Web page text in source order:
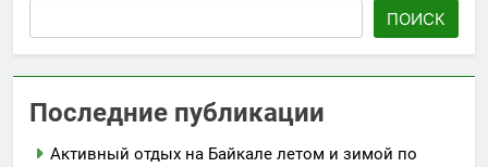
ПОИСК
Последние публикации
Активный отдых на Байкале летом и зимой по